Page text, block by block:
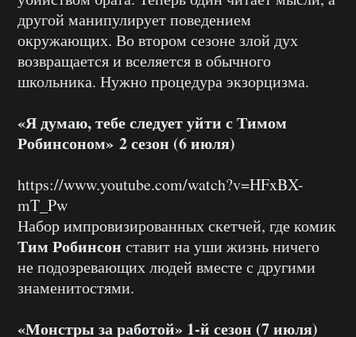
другой манипулирует поведением
окружающих. Во втором сезоне злой дух
возвращается и вселяется в обычного
школьника. Нужно процедура экзорцизма.
«Я думаю, тебе следует уйти с Тимом
Робинсоном» 2 сезон (6 июля)
https://www.youtube.com/watch?v=HFxBX-
mT_Pw
Набор импровизированных скетчей, где комик
Тим Робинсон ставит на уши жизнь ничего
не подозревающих людей вместе с другими
знаменитостями.
«Монстры за работой» 1-й сезон (7 июля)